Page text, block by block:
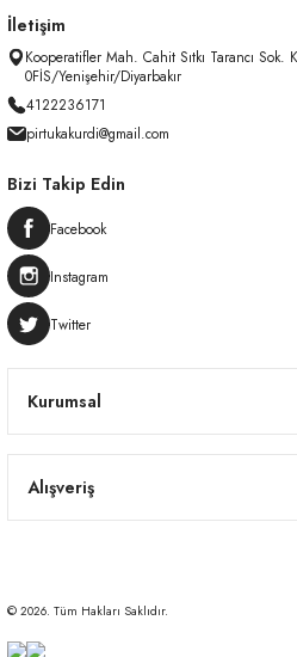
İletişim
Kooperatifler Mah. Cahit Sıtkı Tarancı
0FİS/Yenişehir/Diyarbakır
4122236171
pirtukakurdi@gmail.com
Kurumsal
Alışveriş
Bizi Takip Edin
Facebook
Instagram
Twitter
© 2026. Tüm Hakları Saklıdır.